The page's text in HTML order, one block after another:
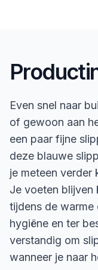
Even snel naar
of gewoon aan
een paar fijne
deze blauwe
je meteen verder
Je voeten blijven
tijdens de warme
hygiëne en ter
verstandig om
wanneer je naar